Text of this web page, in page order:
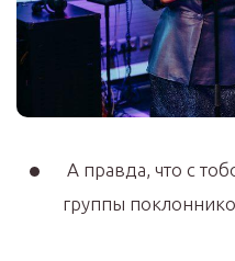
А правда, что с
группы